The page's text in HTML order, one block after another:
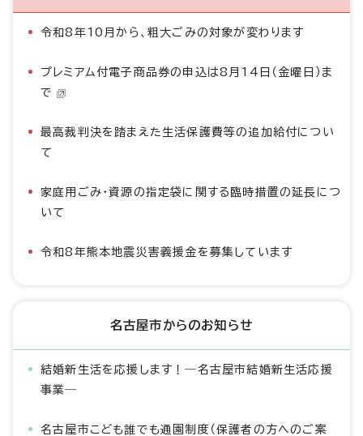
令和8年10月から、粗大ごみの対象が変わります
プレミアム付電子商品券の申込は8月14日（金曜日）ま
で
最高裁判決を踏まえた生活保護費等の追加給付につい
て
家庭用ごみ・資源の指定袋に関する臨時措置の延長につ
いて
令和8年熊本地震災害義援金を募集しています
名古屋市からのお知らせ
結婚新生活を応援します！―名古屋市結婚新生活応援
事業―
名古屋市こども誰でも通園制度（保護者の方へのご案